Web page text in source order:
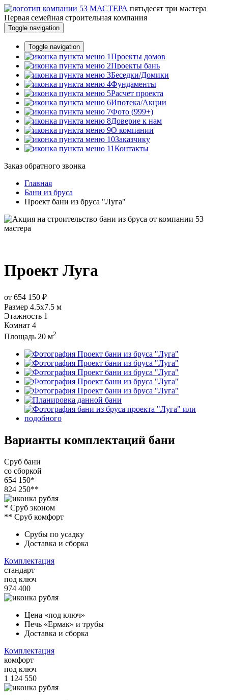
пятьдесят три мастера
Первая семейная строительная компания
Toggle navigation
Toggle navigation
Проекты домов
Проекты бань
Беседки/Домики
Фундаменты
Расчет проекта
Ипотека/Акции
Фото (999+)
Доверие к нам
О компании
Заказчику
Контакты
Заказ обратного звонка
Главная
Бани из бруса
Проект бани из бруса "Луга"
Проект Луга
от 654 150 ₽
Размер 4.5х7.5 м
Этажность 1
Комнат 4
Площадь 20 м2
Варианты комплектаций бани
Сруб бани
со сборкой
654 150*
824 250**
* Сруб эконом
** Сруб комфорт
Срубы по усадку
Доставка и сборка
Комплектация
стандарт
под ключ
974 400
Цена «под ключ»
Печь «Ермак» и трубы
Доставка и сборка
Комплектация
комфорт
под ключ
1 124 550